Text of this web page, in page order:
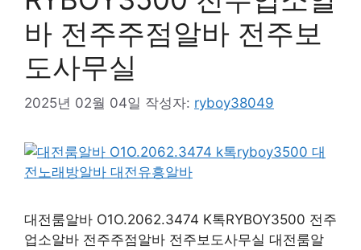
바 전주주점알바 전주보
도사무실
2025년 02월 04일 작성자: ryboy38049
대전룸알바 O1O.2062.3474 K톡RYBOY3500 전주
업소알바 전주주점알바 전주보도사무실 대전룸알